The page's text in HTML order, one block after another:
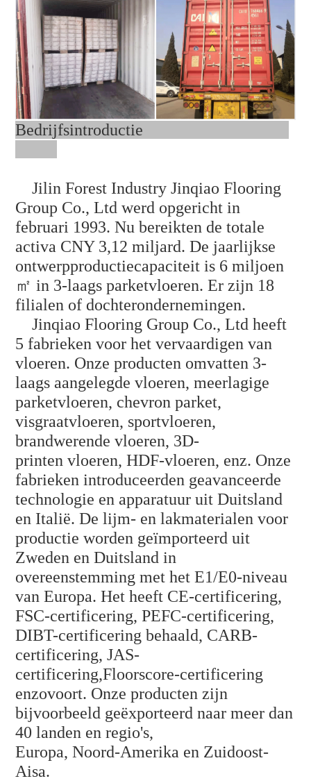
Bedrijfsintroductie
Jilin Forest Industry Jinqiao Flooring
Group Co., Ltd werd opgericht in
februari 1993. Nu bereikten de totale
activa CNY 3,12 miljard. De jaarlijkse
ontwerpproductiecapaciteit is 6 miljoen
㎡ in 3-laags parketvloeren. Er zijn 18
filialen of dochterondernemingen.
Jinqiao Flooring Group Co., Ltd heeft
5 fabrieken voor het vervaardigen van
vloeren. Onze producten omvatten 3-
laags aangelegde vloeren, meerlagige
parketvloeren, chevron parket,
visgraatvloeren, sportvloeren,
brandwerende vloeren, 3D-
printenvloeren, HDF-vloeren, enz. Onze
fabrieken introduceerden geavanceerde
technologie en apparatuur uit Duitsland
en Italië. De lijm- en lakmaterialen voor
productie worden geïmporteerd uit
Zweden en Duitsland in
overeenstemming met het E1/E0-niveau
van Europa. Het heeft CE-certificering,
FSC-certificering, PEFC-certificering,
DIBT-certificering behaald, CARB-
certificering, JAS-
certificering,Floorscore-certificering
enzovoort. Onze producten zijn
bijvoorbeeld geëxporteerd naar meer dan
40 landen en regio's,
Europa, Noord-Amerika en Zuidoost-
Aisa.